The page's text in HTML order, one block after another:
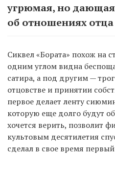
угрюмая, но
об отношениях
Сиквел «Бората» похож на
одним углом видна
сатира, а под другим —
отцовстве и принятии
первое делает ленту
которую еще долго будут
хочется верить, позволит
культовым десятилетия
сделал в свое время